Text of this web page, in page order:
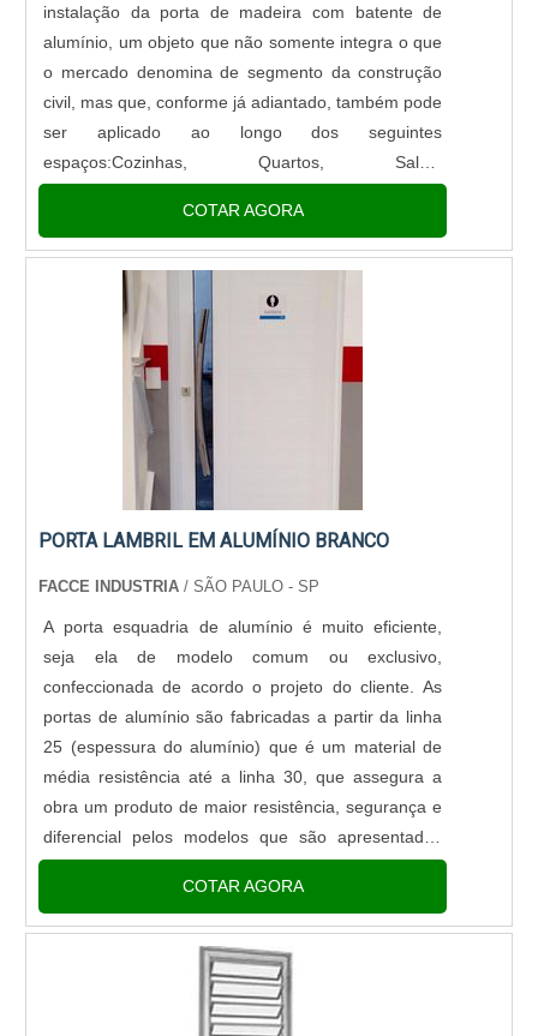
instalação da porta de madeira com batente de
alumínio, um objeto que não somente integra o que
o mercado denomina de segmento da construção
civil, mas que, conforme já adiantado, também pode
ser aplicado ao longo dos seguintes
espaços:Cozinhas, Quartos, Salas,
Lavanderia.OUTRAS FUNCIONALIDADES DO
MATERIALProteger o ambiente em que se coloca
contra a...
COTAR AGORA
PORTA LAMBRIL EM ALUMÍNIO BRANCO
FACCE INDUSTRIA/ SÃO PAULO - SP
A porta esquadria de alumínio é muito eficiente,
seja ela de modelo comum ou exclusivo,
confeccionada de acordo o projeto do cliente. As
portas de alumínio são fabricadas a partir da linha
25 (espessura do alumínio) que é um material de
média resistência até a linha 30, que assegura a
obra um produto de maior resistência, segurança e
diferencial pelos modelos que são apresentados
nessa composição, obtendo a possibilidade de ser
COTAR AGORA